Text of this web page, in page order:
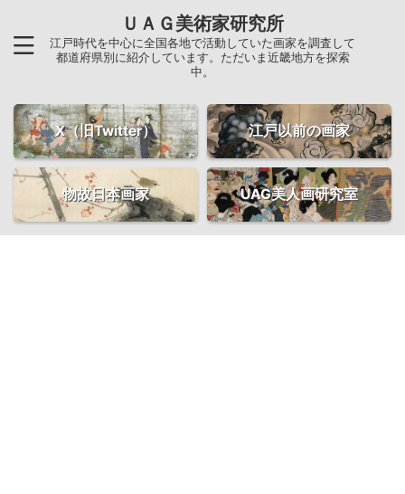
ＵＡＧ美術家研究所
江戸時代を中心に全国各地で活動していた画家を調査して
都道府県別に紹介しています。ただいま近畿地方を探索
中。
X（旧Twitter） 江戸以前の画家
物故日本画家 UAG美人画研究室